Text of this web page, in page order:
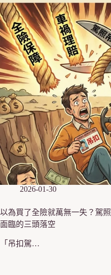
2026-01-30
以為買了全險就萬無一失？駕
面臨的三頭落空
「吊扣駕…